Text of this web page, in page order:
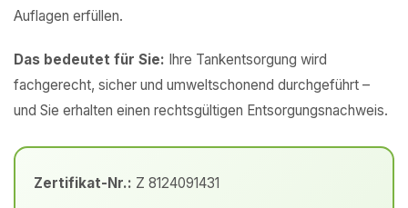
Auflagen erfüllen.
Das bedeutet für Sie: Ihre Tankentsorgung wird
fachgerecht, sicher und umweltschonend durchgeführt –
und Sie erhalten einen rechtsgültigen Entsorgungsnachweis.
Zertifikat-Nr.: Z 8124091431